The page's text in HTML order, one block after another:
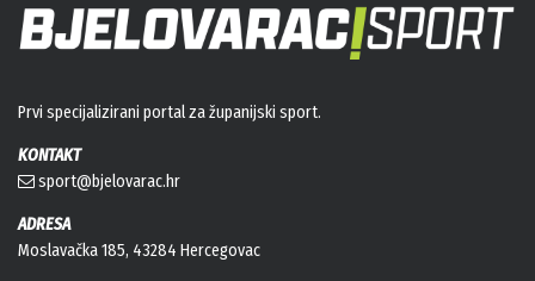
Prvi specijalizirani portal za županijski sport.
KONTAKT
sport@bjelovarac.hr
ADRESA
Moslavačka 185, 43284 Hercegovac